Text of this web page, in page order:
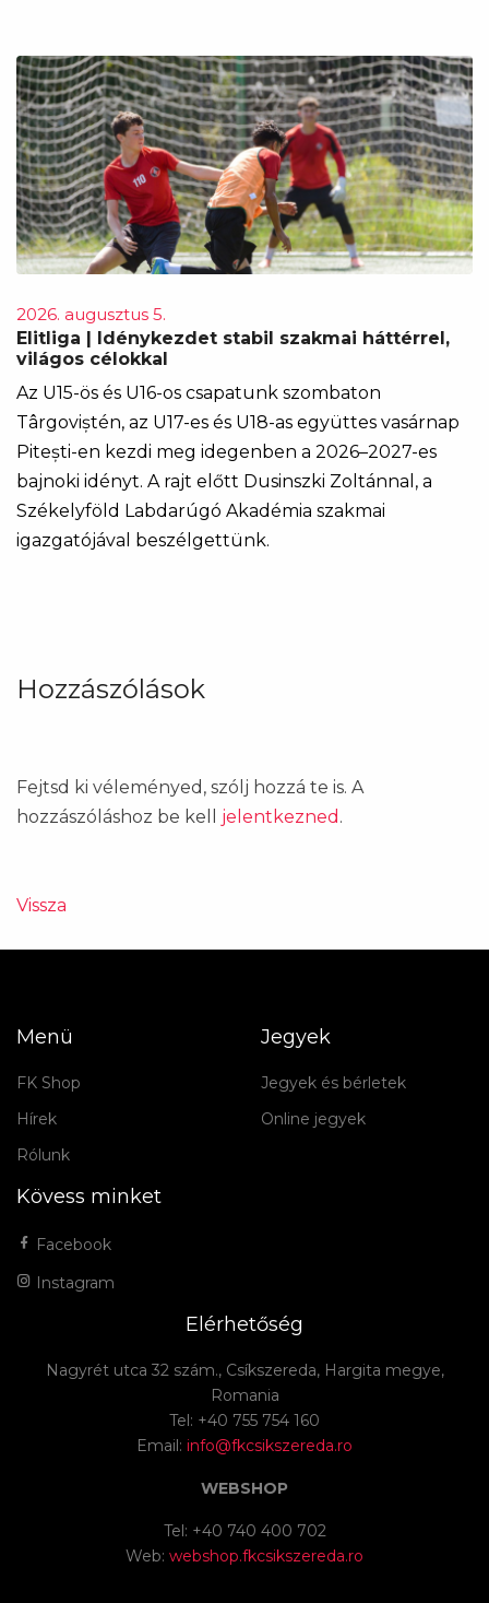
2026. augusztus 5.
Elitliga | Idénykezdet stabil szakmai háttérrel,
világos célokkal
Az U15-ös és U16-os csapatunk szombaton
Târgoviștén, az U17-es és U18-as együttes vasárnap
Pitești-en kezdi meg idegenben a 2026–2027-es
bajnoki idényt. A rajt előtt Dusinszki Zoltánnal, a
Székelyföld Labdarúgó Akadémia szakmai
igazgatójával beszélgettünk.
Hozzászólások
Fejtsd ki véleményed, szólj hozzá te is. A
hozzászóláshoz be kell jelentkezned .
Vissza
Menü
FK Shop
Hírek
Rólunk
Jegyek
Jegyek és bérletek
Online jegyek
Kövess minket
Facebook
Instagram
Elérhetőség
Nagyrét utca 32 szám., Csíkszereda, Hargita megye,
Romania
Tel: +40 755 754 160
Email: info@fkcsikszereda.ro
WEBSHOP
Tel: +40 740 400 702
Web: webshop.fkcsikszereda.ro